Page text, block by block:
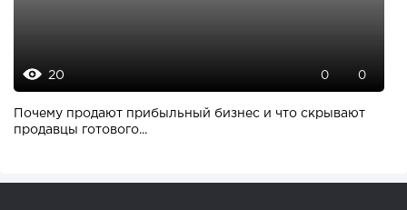
20 0 0
Почему продают прибыльный бизнес и что скрывают
продавцы готового...